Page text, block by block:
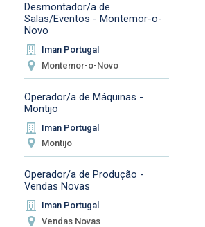
Desmontador/a de
Salas/Eventos - Montemor-o-
Novo
Iman Portugal
Montemor-o-Novo
Operador/a de Máquinas -
Montijo
Iman Portugal
Montijo
Operador/a de Produção -
Vendas Novas
Iman Portugal
Vendas Novas